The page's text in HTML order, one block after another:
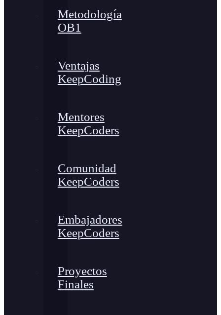
Metodología
OB1
Ventajas
KeepCoding
Mentores
KeepCoders
Comunidad
KeepCoders
Embajadores
KeepCoders
Proyectos
Finales